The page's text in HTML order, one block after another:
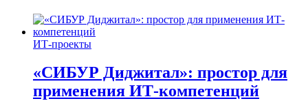
ИТ-проекты
«СИБУР Диджитал»: простор для
применения ИТ-компетенций